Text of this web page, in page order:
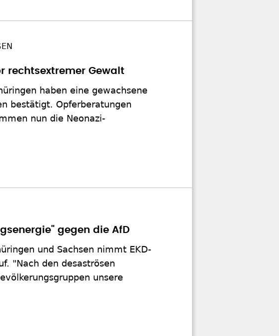
rechtsextremer Gewalt
haben eine gewachsene
bestätigt. Opferberatungen
nun die Neonazi-
gegen die AfD
und Sachsen nimmt EKD-
"Nach den desaströsen
unsere